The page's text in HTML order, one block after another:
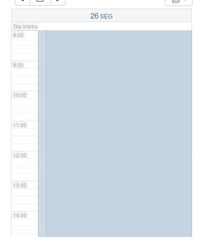
26SEG
Dia inteiro
7:00
8:00
9:00
10:00
11:00
12:00
13:00
14:00